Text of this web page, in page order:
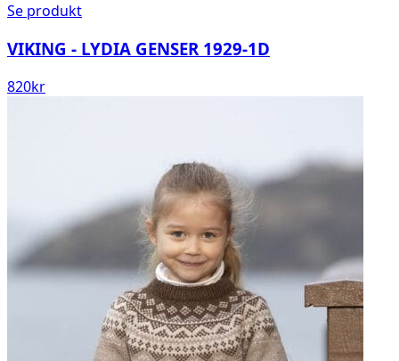
Se produkt
VIKING - LYDIA GENSER 1929-1D
820kr